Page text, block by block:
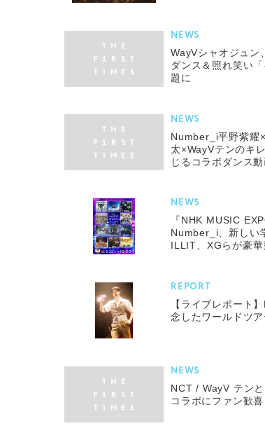
NEWS
WayVシャオジュン
ダンス＆照れ笑い
題に
NEWS
Number_i平野紫耀
太×WayVテンのキ
じるコラボダンス
NEWS
『NHK MUSIC
Number_i、新しい
ILLIT、XGらが豪華
REPORT
【ライブレポート
念したワールドツ
NEWS
NCT / WayV テン
コラボにファン歓